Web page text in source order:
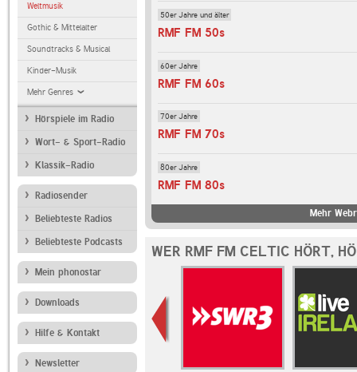
Weltmusik
Gothic & Mittelalter
Soundtracks & Musical
Kinder-Musik
Mehr Genres
Hörspiele im Radio
Wort- & Sport-Radio
Klassik-Radio
Radiosender
Beliebteste Radios
Beliebteste Podcasts
Mein phonostar
Downloads
Hilfe & Kontakt
Newsletter
50er Jahre und älter
RMF FM 50s
60er Jahre
RMF FM 60s
70er Jahre
RMF FM 70s
80er Jahre
RMF FM 80s
Mehr
WER RMF FM CELTIC HÖRT,